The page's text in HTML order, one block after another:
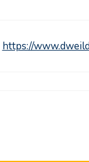
https://